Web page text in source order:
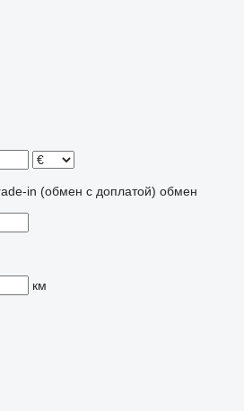
in (обмен с доплатой) обмен
км